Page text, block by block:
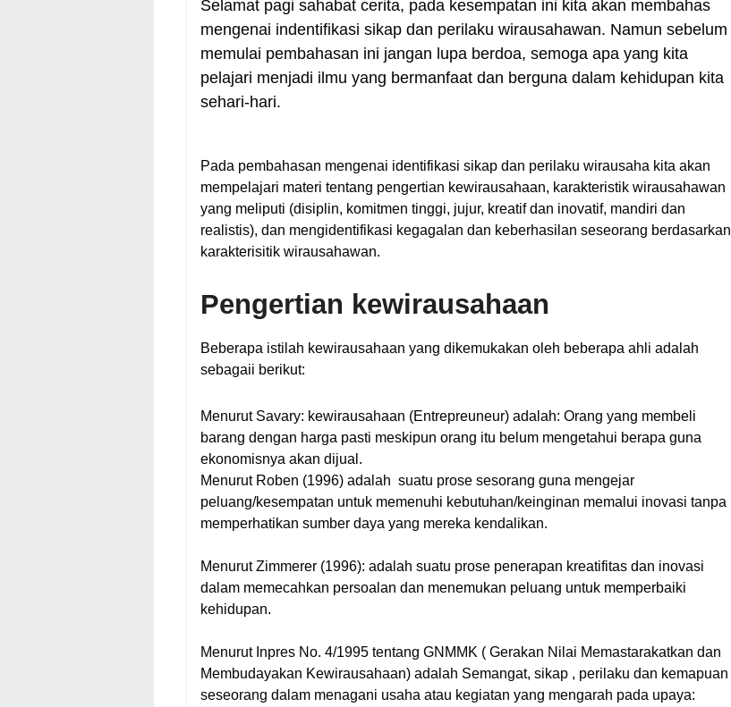
Selamat pagi sahabat cerita, pada kesempatan ini kita akan membahas
mengenai indentifikasi sikap dan perilaku wirausahawan. Namun sebelum
memulai pembahasan ini jangan lupa berdoa, semoga apa yang kita
pelajari menjadi ilmu yang bermanfaat dan berguna dalam kehidupan kita
sehari-hari.
Pada pembahasan mengenai identifikasi sikap dan perilaku wirausaha kita akan
mempelajari materi tentang pengertian kewirausahaan, karakteristik wirausahawan
yang meliputi (disiplin, komitmen tinggi, jujur, kreatif dan inovatif, mandiri dan
realistis), dan mengidentifikasi kegagalan dan keberhasilan seseorang berdasarkan
karakterisitik wirausahawan.
Pengertian kewirausahaan
Beberapa istilah kewirausahaan yang dikemukakan oleh beberapa ahli adalah
sebagaii berikut:
Menurut Savary: kewirausahaan (Entrepreuneur) adalah: Orang yang membeli
barang dengan harga pasti meskipun orang itu belum mengetahui berapa guna
ekonomisnya akan dijual.
Menurut Roben (1996) adalah suatu prose sesorang guna mengejar
peluang/kesempatan untuk memenuhi kebutuhan/keinginan memalui inovasi tanpa
memperhatikan sumber daya yang mereka kendalikan.
Menurut Zimmerer (1996): adalah suatu prose penerapan kreatifitas dan inovasi
dalam memecahkan persoalan dan menemukan peluang untuk memperbaiki
kehidupan.
Menurut Inpres No. 4/1995 tentang GNMMK ( Gerakan Nilai Memastarakatkan dan
Membudayakan Kewirausahaan) adalah Semangat, sikap , perilaku dan kemapuan
seseorang dalam menagani usaha atau kegiatan yang mengarah pada upaya: